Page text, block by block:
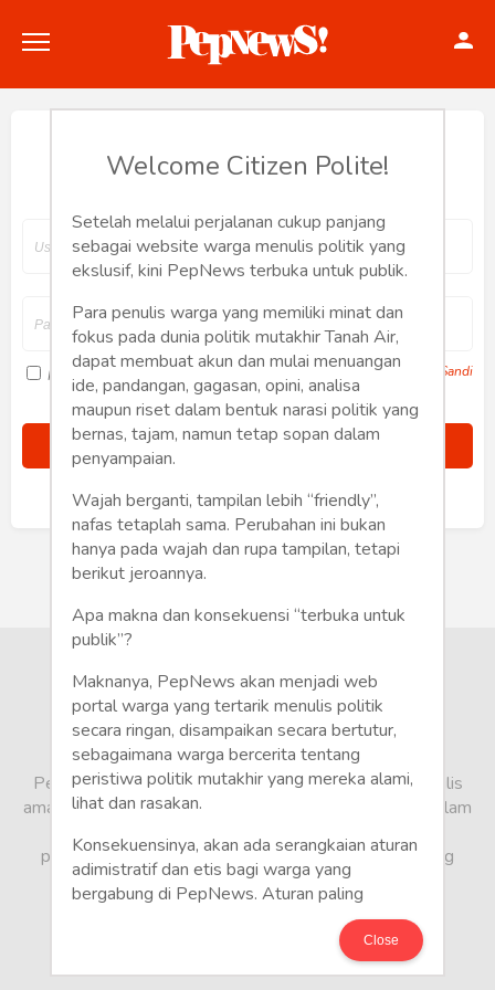
Politik
Hankam
Internasional
Bisnis
Humaniora
Sketsa
Tekno
Gaya
Wisata
Wanita
Hey, Welcome back.
Ingat saya Lupa Sandi
Buat Akun Baru
Welcome Citizen Polite!
Setelah melalui perjalanan cukup panjang
sebagai website warga menulis politik yang
ekslusif, kini PepNews terbuka untuk publik.
Para penulis warga yang memiliki minat dan
fokus pada dunia politik mutakhir Tanah Air,
dapat membuat akun dan mulai menuangan
ide, pandangan, gagasan, opini, analisa
maupun riset dalam bentuk narasi politik yang
bernas, tajam, namun tetap sopan dalam
penyampaian.
Wajah berganti, tampilan lebih “friendly”,
nafas tetaplah sama. Perubahan ini bukan
hanya pada wajah dan rupa tampilan, tetapi
berikut jeroannya.
Apa makna dan konsekuensi “terbuka untuk
publik”?
Maknanya, PepNews akan menjadi web
portal warga yang tertarik menulis politik
secara ringan, disampaikan secara bertutur,
sebagaimana warga bercerita tentang
peristiwa politik mutakhir yang mereka alami,
lihat dan rasakan.
Konsekuensinya, akan ada serangkaian aturan
adimistratif dan etis bagi warga yang
bergabung di PepNews. Aturan paling
mendasar adalah setiap penulis wajib
menggunakan identitas asli sesuai kartu
keterangan penduduk. Demikian juga foto
Close
PepNews.com adalah media warga, tempat bagi penulis
amatir dan profesional menyampaikan berbagai opini dalam
pandang tidak biasa, yang berbeda dari sudut pandang
berita media arus utama.